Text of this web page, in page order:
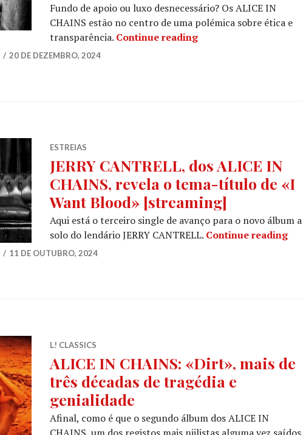
Fundo de apoio ou luxo desnecessário? Os ALICE IN
CHAINS estão no centro de uma polémica sobre ética e
transparência. Continue readingALICE IN CHAINS
20 DE DEZEMBRO, 2024
ESTREIAS
JERRY CANTRELL, dos ALICE IN
CHAINS, revela o tema-título de «I
Want Blood» [streaming]
Aqui está o terceiro single de avanço para o novo álbum a
solo do lendário JERRY CANTRELL. Continue reading
11 DE OUTUBRO, 2024
L! CLASSICS
ALICE IN CHAINS: «Dirt», mais de
três décadas de tragédia e
genialidade
Afinal, como é que o segundo álbum dos ALICE IN
CHAINS, um dos registos mais niilistas alguma vez saídos